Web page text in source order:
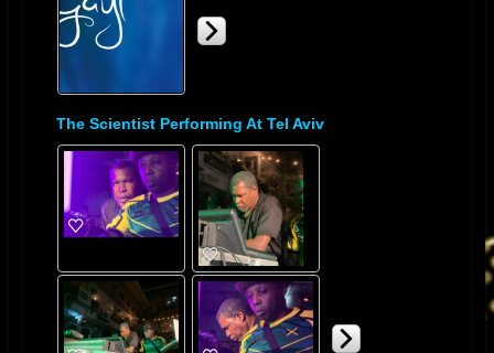
The Scientist Performing At Tel Aviv